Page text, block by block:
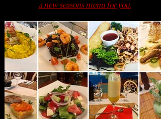
a new seasons menu for you.